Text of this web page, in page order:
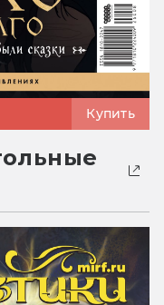
Купить